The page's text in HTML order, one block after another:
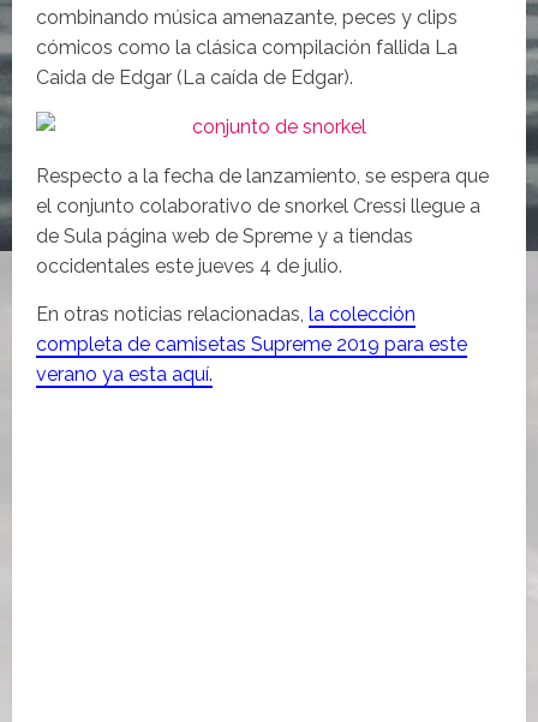
combinando música amenazante, peces y clips
cómicos como la clásica compilación fallida La
Caida de Edgar (La caída de Edgar).
Respecto a la fecha de lanzamiento, se espera que
el conjunto colaborativo de snorkel Cressi llegue a
de Sula página web de Spreme y a tiendas
occidentales este jueves 4 de julio.
En otras noticias relacionadas, la colección
completa de camisetas Supreme 2019 para este
verano ya esta aquí.